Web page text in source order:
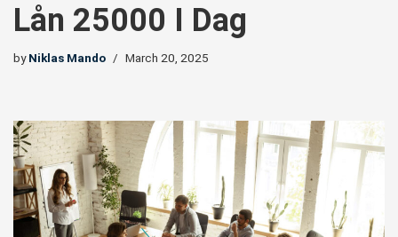
Lån 25000 I Dag
byNiklas Mando March 20, 2025